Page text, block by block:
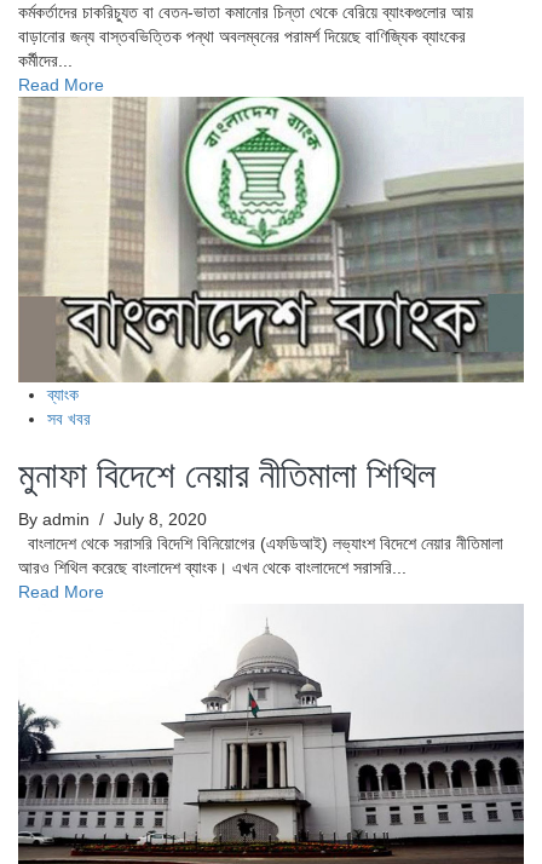
কর্মকর্তাদের চাকরিচ্যুত বা বেতন-ভাতা কমানোর চিন্তা থেকে বেরিয়ে ব্যাংকগুলোর আয়
বাড়ানোর জন্য বাস্তবভিত্তিক পন্থা অবলম্বনের পরামর্শ দিয়েছে বাণিজ্যিক ব্যাংকের
কর্মীদের...
Read More
ব্যাংক
সব খবর
মুনাফা বিদেশে নেয়ার নীতিমালা শিথিল
By admin / July 8, 2020
বাংলাদেশ থেকে সরাসরি বিদেশি বিনিয়োগের (এফডিআই) লভ্যাংশ বিদেশে নেয়ার নীতিমালা
আরও শিথিল করেছে বাংলাদেশ ব্যাংক। এখন থেকে বাংলাদেশে সরাসরি...
Read More